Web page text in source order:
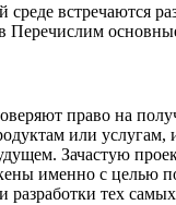
среде встречаются
Перечислим
право на
или услугам,
Зачастую
именно с целью
разработки тех